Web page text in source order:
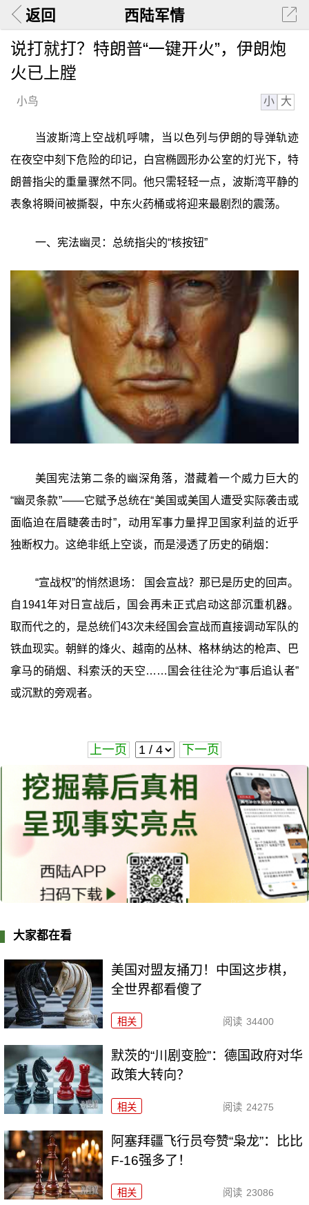
返回 西陆军情
说打就打？特朗普“一键开火”，伊朗炮
火已上膛
小鸟 小 大
当波斯湾上空战机呼啸，当以色列与伊朗的导弹轨迹
在夜空中刻下危险的印记，白宫椭圆形办公室的灯光下，特
朗普指尖的重量骤然不同。他只需轻轻一点，波斯湾平静的
表象将瞬间被撕裂，中东火药桶或将迎来最剧烈的震荡。
一、宪法幽灵：总统指尖的“核按钮”
美国宪法第二条的幽深角落，潜藏着一个威力巨大的
“幽灵条款”——它赋予总统在“美国或美国人遭受实际袭击或
面临迫在眉睫袭击时”，动用军事力量捍卫国家利益的近乎
独断权力。这绝非纸上空谈，而是浸透了历史的硝烟：
“宣战权”的悄然退场： 国会宣战？那已是历史的回声。
自1941年对日宣战后，国会再未正式启动这部沉重机器。
取而代之的，是总统们43次未经国会宣战而直接调动军队的
铁血现实。朝鲜的烽火、越南的丛林、格林纳达的枪声、巴
拿马的硝烟、科索沃的天空……国会往往沦为“事后追认者”
或沉默的旁观者。
上一页 下一页
大家都在看
美国对盟友捅刀！中国这步棋，
全世界都看傻了
相关 阅读 34400
默茨的“川剧变脸”：德国政府对华
政策大转向？
相关 阅读 24275
阿塞拜疆飞行员夸赞“枭龙”：比比
F-16强多了！
相关 阅读 23086